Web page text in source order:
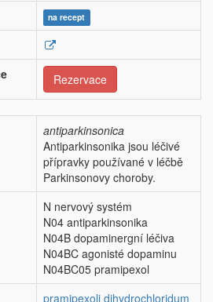
na recept
Rezervace
antiparkinsonica
Antiparkinsonika jsou léčivé
přípravky používané v léčbě
Parkinsonovy choroby.
N nervový systém
N04 antiparkinsonika
N04B dopaminergní léčiva
N04BC agonisté dopaminu
N04BC05 pramipexol
pramipexoli dihydrochloridum